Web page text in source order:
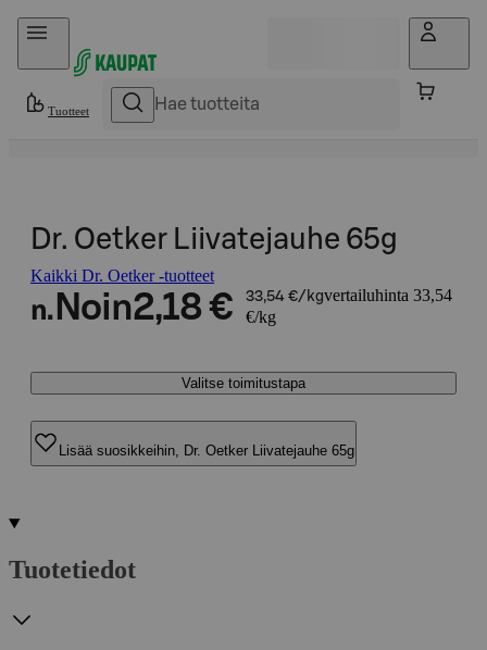
Hyppää sisältöön
Tuotteet
Dr. Oetker Liivatejauhe 65g
Kaikki Dr. Oetker -tuotteet
n. Noin2,18 € 33,54 €/kgvertailuhinta 33,54
€/kg
Valitse toimitustapa
Lisää suosikkeihin, Dr. Oetker Liivatejauhe 65g
Tuotetiedot